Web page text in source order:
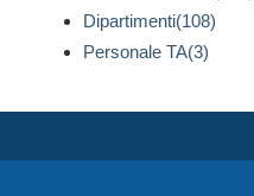
Dipartimenti(108)
Personale TA(3)